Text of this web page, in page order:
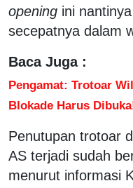
opening ini
secepatnya dalam
Baca Juga :
Pengamat: Trotoar
Blokade Harus
Penutupan trotoar
AS terjadi sudah
menurut informasi